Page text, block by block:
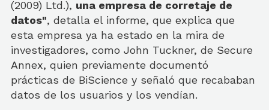
(2009) Ltd.), una empresa de corretaje de
datos", detalla el informe, que explica que
esta empresa ya ha estado en la mira de
investigadores, como John Tuckner, de Secure
Annex, quien previamente documentó
prácticas de BiScience y señaló que recababan
datos de los usuarios y los vendían.